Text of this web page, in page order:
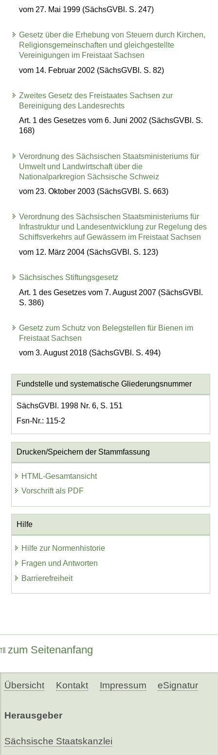
vom 27. Mai 1999 (SächsGVBl. S. 247)
Gesetz über die Erhebung von Steuern durch Kirchen,
Religionsgemeinschaften und gleichgestellte
Vereinigungen im Freistaat Sachsen
vom 14. Februar 2002 (SächsGVBl. S. 82)
Zweites Gesetz des Freistaates Sachsen zur
Bereinigung des Landesrechts
Art. 1 des Gesetzes vom 6. Juni 2002 (SächsGVBl. S.
168)
Verordnung des Sächsischen Staatsministeriums für
Umwelt und Landwirtschaft über die
Nationalparkregion Sächsische Schweiz
vom 23. Oktober 2003 (SächsGVBl. S. 663)
Verordnung des Sächsischen Staatsministeriums für
Infrastruktur und Landesentwicklung zur Regelung des
Schiffsverkehrs auf Gewässern im Freistaat Sachsen
vom 12. März 2004 (SächsGVBl. S. 123)
Sächsisches Stiftungsgesetz
Art. 1 des Gesetzes vom 7. August 2007 (SächsGVBl.
S. 386)
Gesetz zum Schutz von Belegstellen für Bienen im
Freistaat Sachsen
vom 3. August 2018 (SächsGVBl. S. 494)
Fundstelle und systematische Gliederungsnummer
SächsGVBl. 1998 Nr. 6, S. 151
Fsn-Nr.: 115-2
Drucken/Speichern der Stammfassung
HTML-Gesamtansicht
Vorschrift als PDF
Hilfe
Hilfe zur Normenhistorie
Fragen und Antworten
Barrierefreiheit
zum Seitenanfang
Übersicht Kontakt Impressum eSignatur
Herausgeber
Sächsische Staatskanzlei